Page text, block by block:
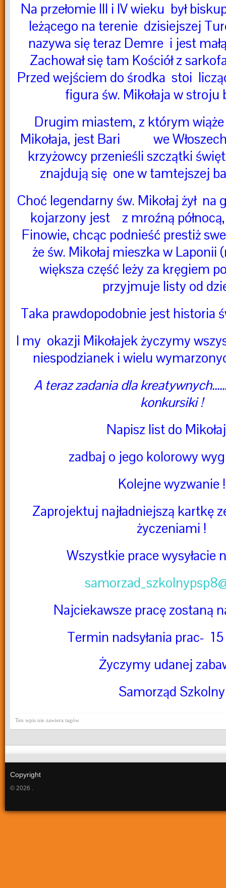
Na przełomie III i IV wieku był
leżącego na terenie dzisiejszej
nazywa się teraz Demre i jest
Zachował się tam Kościół z
Przed wejściem do środka stoi
figura św. Mikołaja w stroju
Drugim miastem, z którym
Mikołaja, jest Bari we
krzyżowcy przenieśli
znajdują się one w tamtejszej
Choć legendarny św. Mikołaj żył na
kojarzony jest z mroźną
Finowie, chcąc podnieść prestiż
że św. Mikołaj mieszka w Laponii
większa część leży za kręgiem
przyjmuje listy od
Taka prawdopodobnie jest historia
I my okazji Mikołajek życzymy
niespodzianek i wielu
A teraz zadania dla
konkursiki !
Napisz list do
zadbaj o jego kolorowy
Kolejne wyzwanie !
Zaprojektuj najładniejszą kartkę
życzeniami !
Wszystkie prace wysyłacie
Najciekawsze pracę zostaną
Termin nadsyłania prac-
Życzymy udanej
Samorząd Szkolny
Ten wpis nie zawiera tagów
Copyright
© 2026 .